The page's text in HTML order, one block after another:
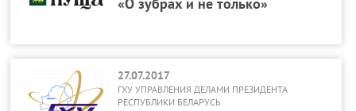
27.07.2017
ГХУ УПРАВЛЕНИЯ ДЕЛАМИ ПРЕЗИДЕНТА
РЕСПУБЛИКИ БЕЛАРУСЬ